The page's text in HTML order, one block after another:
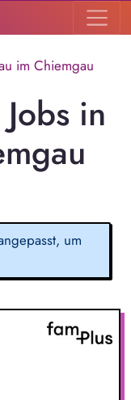
im Chiemgau
in
um